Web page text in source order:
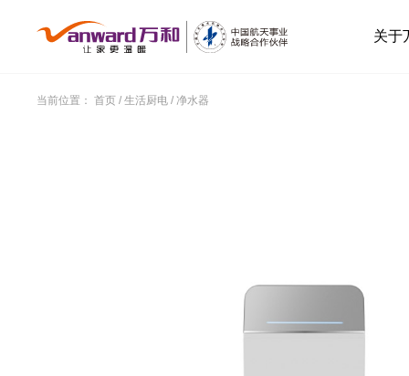
关于
当前位置：首页 /生活厨电 /净水器